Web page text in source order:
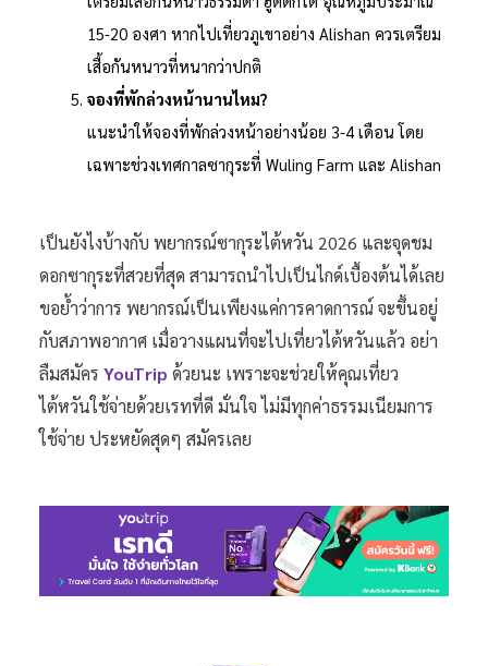
15-20 องศา หากไปเที่ยวภูเขาอย่าง Alishan ควรเตรียม
เสื้อกันหนาวที่หนากว่าปกติ
จองที่พักล่วงหน้านานไหม?
แนะนำให้จองที่พักล่วงหน้าอย่างน้อย 3-4 เดือน โดย
เฉพาะช่วงเทศกาลซากุระที่ Wuling Farm และ Alishan
เป็นยังไงบ้างกับ พยากรณ์ซากุระไต้หวัน 2026 และจุดชม
ดอกซากุระที่สวยที่สุด สามารถนำไปเป็นไกด์เบื้องต้นได้เลย
ขอย้ำว่าการ พยากรณ์เป็นเพียงแค่การคาดการณ์ จะขึ้นอยู่
กับสภาพอากาศ เมื่อวางแผนที่จะไปเที่ยวไต้หวันแล้ว อย่า
ลืมสมัคร YouTrip ด้วยนะ เพราะจะช่วยให้คุณเที่ยว
ไต้หวันใช้จ่ายด้วยเรทที่ดี มั่นใจ ไม่มีทุกค่าธรรมเนียมการ
ใช้จ่าย ประหยัดสุดๆ สมัครเลย